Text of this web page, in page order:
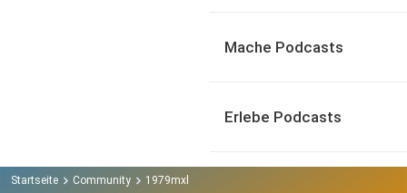
Mache Podcasts
Erlebe Podcasts
Startseite Community 1979mxl